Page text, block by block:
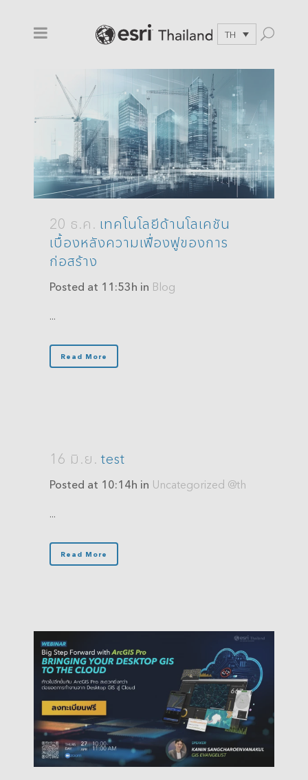
TH
20 ธ.ค. เทคโนโลยีด้านโลเคชัน
เบื้องหลังความเฟื่องฟูของการ
ก่อสร้าง
Posted at 11:53h in Blog
...
Read More
16 มิ.ย. test
Posted at 10:14h in Uncategorized @th
...
Read More